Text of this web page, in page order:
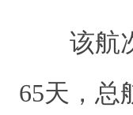
该航
65天，总